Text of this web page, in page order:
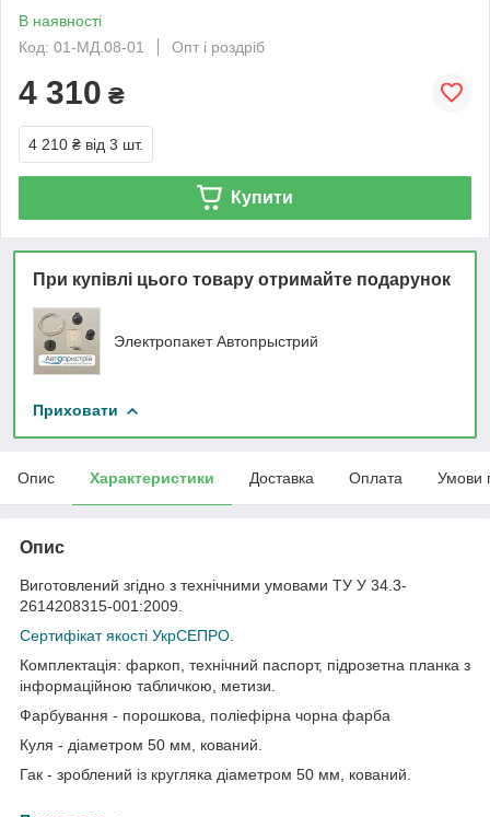
В наявності
Код: 01-МД.08-01
Опт і роздріб
4 310 ₴
4 210 ₴ від 3 шт.
Купити
При купівлі цього товару отримайте подарунок
Электропакет Автопрыстрий
Приховати
Опис Характеристики Доставка Оплата Умови
Опис
Виготовлений згідно з технічними умовами ТУ У 34.3-
2614208315-001:2009.
Сертифікат якості УкрСЕПРО.
Комплектація: фаркоп, технічний паспорт, підрозетна планка з
інформаційною табличкою, метизи.
Фарбування - порошкова, поліефірна чорна фарба
Куля - діаметром 50 мм, кований.
Гак - зроблений із кругляка діаметром 50 мм, кований.